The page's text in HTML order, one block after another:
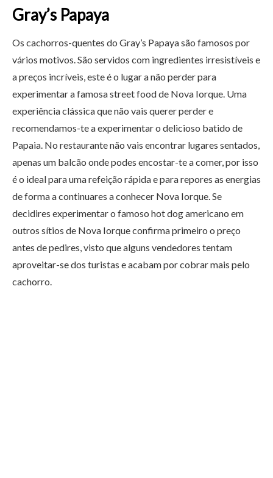
Gray’s Papaya
Os cachorros-quentes do Gray’s Papaya são famosos por
vários motivos. São servidos com ingredientes irresistíveis e
a preços incríveis, este é o lugar a não perder para
experimentar a famosa street food de Nova Iorque. Uma
experiência clássica que não vais querer perder e
recomendamos-te a experimentar o delicioso batido de
Papaia. No restaurante não vais encontrar lugares sentados,
apenas um balcão onde podes encostar-te a comer, por isso
é o ideal para uma refeição rápida e para repores as energias
de forma a continuares a conhecer Nova Iorque. Se
decidires experimentar o famoso hot dog americano em
outros sítios de Nova Iorque confirma primeiro o preço
antes de pedires, visto que alguns vendedores tentam
aproveitar-se dos turistas e acabam por cobrar mais pelo
cachorro.